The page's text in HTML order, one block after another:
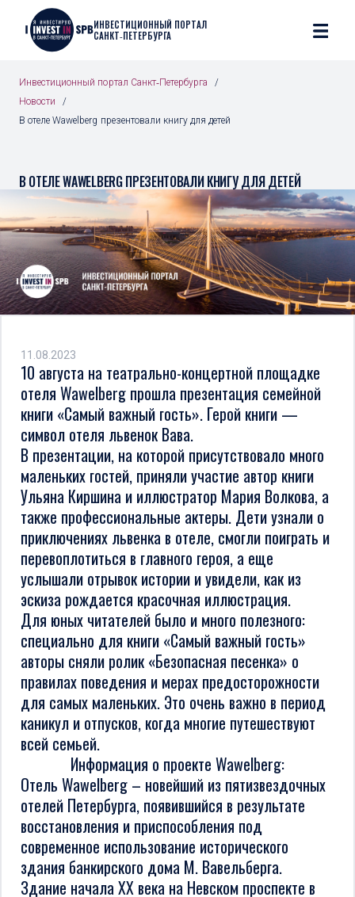
ИНВЕСТИЦИОННЫЙ ПОРТАЛ
САНКТ‑ПЕТЕРБУРГА
Инвестиционный портал Санкт‑Петербурга
Новости
В отеле Wawelberg презентовали книгу для детей
В ОТЕЛЕ WAWELBERG ПРЕЗЕНТОВАЛИ КНИГУ ДЛЯ ДЕТЕЙ
11.08.2023
10 августа на театрально-концертной площадке
отеля Wawelberg прошла презентация семейной
книги «Самый важный гость». Герой книги —
символ отеля львенок Вава.
В презентации, на которой присутствовало много
маленьких гостей, приняли участие автор книги
Ульяна Киршина и иллюстратор Мария Волкова, а
также профессиональные актеры. Дети узнали о
приключениях львенка в отеле, смогли поиграть и
перевоплотиться в главного героя, а еще
услышали отрывок истории и увидели, как из
эскиза рождается красочная иллюстрация.
Для юных читателей было и много полезного:
специально для книги «Самый важный гость»
авторы сняли ролик «Безопасная песенка» о
правилах поведения и мерах предосторожности
для самых маленьких. Это очень важно в период
каникул и отпусков, когда многие путешествуют
всей семьей.
Информация о проекте Wawelberg:
Отель Wawelberg – новейший из пятизвездочных
отелей Петербурга, появившийся в результате
восстановления и приспособления под
современное использование исторического
здания банкирского дома М. Вавельберга.
Здание начала XX века на Невском проспекте в